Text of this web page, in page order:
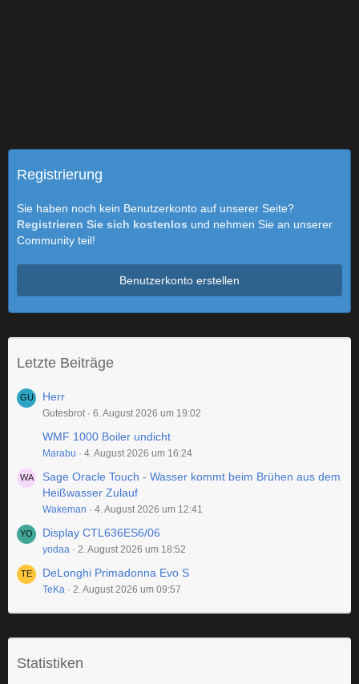
Registrierung
Sie haben noch kein Benutzerkonto auf unserer Seite?
Registrieren Sie sich kostenlos und nehmen Sie an unserer
Community teil!
Benutzerkonto erstellen
Letzte Beiträge
Herr
Gutesbrot 6. August 2026 um 19:02
WMF 1000 Boiler undicht
Marabu 4. August 2026 um 16:24
Sage Oracle Touch - Wasser kommt beim Brühen aus dem
Heißwasser Zulauf
Wakeman 4. August 2026 um 12:41
Display CTL636ES6/06
yodaa 2. August 2026 um 18:52
DeLonghi Primadonna Evo S
TeKa 2. August 2026 um 09:57
Statistiken